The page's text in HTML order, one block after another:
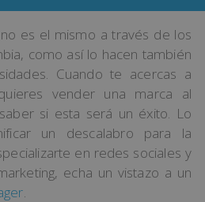
no es el mismo a través de los
como así lo hacen también
Cuando te acercas a
vender una marca al
si esta será un éxito. Lo
un descalabro para la
en redes sociales y
echa un vistazo a un
.